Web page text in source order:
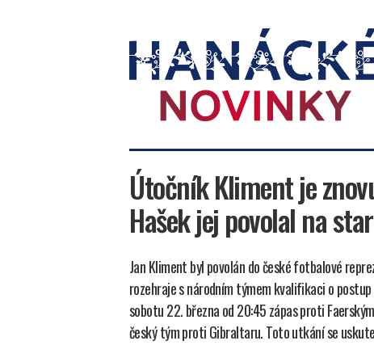
novinky
Útočník Kliment je
Hašek jej povolal na
Jan Kliment byl povolán do české fotbalové
rozehraje s národním týmem kvalifikaci o
sobotu 22. března od 20:45 zápas proti
český tým proti Gibraltaru. Toto utkání se